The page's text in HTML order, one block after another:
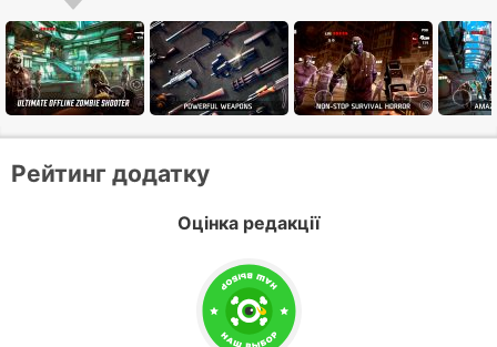
Рейтинг додатку
Оцінка редакції